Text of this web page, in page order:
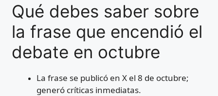
Qué debes saber sobre
la frase que encendió el
debate en octubre
La frase se publicó en X el 8 de octubre;
generó críticas inmediatas.